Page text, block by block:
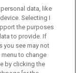
data, like
Selecting I
the purposes
to provide. If
you see may not
menu to change
by clicking the